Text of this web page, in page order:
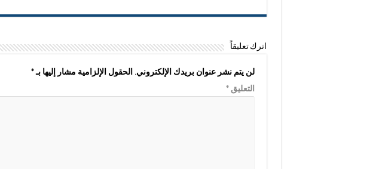
اترك تعليقاً
لن يتم نشر عنوان بريدك الإلكتروني. الحقول الإلزامية مشار إليها بـ*
التعليق*